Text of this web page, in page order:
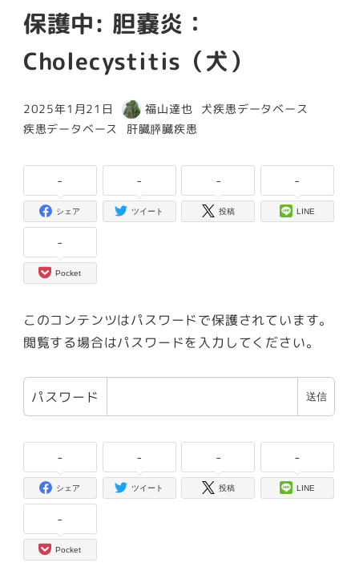
保護中: 胆嚢炎：
Cholecystitis（犬）
投稿日
2025年1月21日
著
者
福山達也 カテゴリー
犬疾患データベース
カテゴリー
疾患データベース カテゴリー
肝臓膵臓疾患
-
シェア
-
ツイート
-
投稿
-
LINE
-
Pocket
このコンテンツはパスワードで保護されています。
閲覧する場合はパスワードを入力してください。
パスワード
-
シェア
-
ツイート
-
投稿
-
LINE
-
Pocket